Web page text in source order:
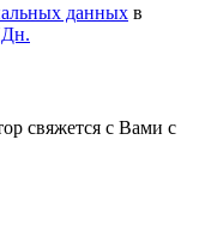
данных в
свяжется с Вами с